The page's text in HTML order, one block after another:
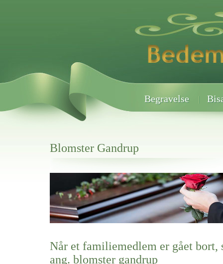
Begravelse
Blomster Gandrup
Her hos os får du altid en god afslutning når det gælder
Blomster Gandrup
vi hjælper i alle faser af begravelsel
Når et familiemedlem er gået bort,
ang. blomster gandrup